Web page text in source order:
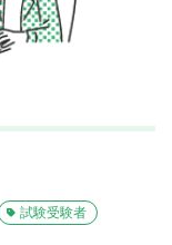
試験受験者